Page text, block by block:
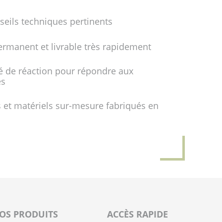
techniques pertinents
et livrable très rapidement
de réaction pour répondre aux
et matériels sur-mesure fabriqués en
PRODUITS ACCÈS RAPIDE